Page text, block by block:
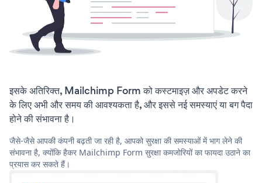
इसके अतिरिक्त, Mailchimp Form को कस्टमाइज़ और अपडेट करने
के लिए अभी और समय की आवश्यकता है, और इससे नई समस्याएं या बग पैदा
होने की संभावना है।
जैसे-जैसे आपकी कंपनी बढ़ती जा रही है, आपको सुरक्षा की समस्याओं में भाग लेने की
संभावना है, क्योंकि हैकर Mailchimp Form सुरक्षा कमजोरियों का फायदा उठाने का
प्रयास कर सकते हैं।